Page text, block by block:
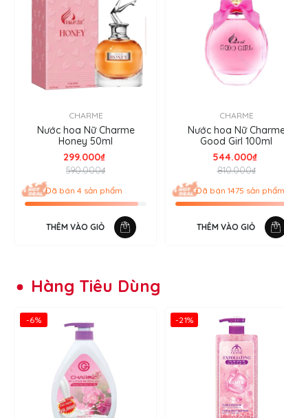
CHARME
Nước hoa Nữ Charme
Honey 50ml
299.000₫
590.000₫
Đã bán 4 sản phẩm
THÊM VÀO GIỎ
CHARME
Nước hoa Nữ
Good Girl 100ml
544.000₫
810.000₫
Đã bán 1475 sản phẩm
THÊM VÀO GIỎ
Hàng Tiêu Dùng
-6% -21%